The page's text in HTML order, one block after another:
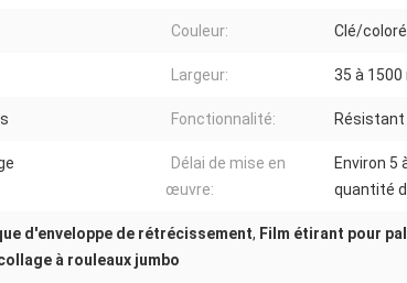
Couleur: Clé/
Largeur: 35 à 1500
Fonctionnalité: Résistant
Délai de mise en
œuvre:
Environ 5
quantité
d'enveloppe de rétrécissement, Film étirant pour
à rouleaux jumbo